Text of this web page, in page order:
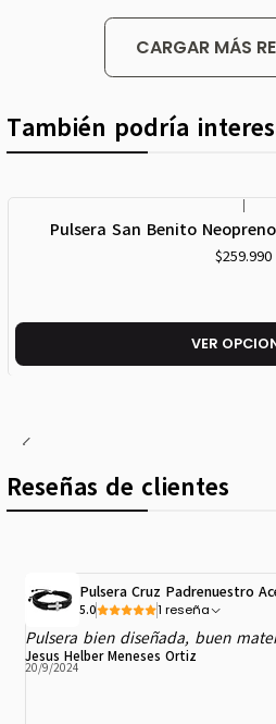
CARGAR MÁS
También podría
Pulsera San Benito
$259.990
VER
Reseñas de clientes
Pulsera Cruz Padrenuestro
5.0 1 reseña
Pulsera bien diseñada, buen
Jesus Helber Meneses Ortiz
20/9/2024